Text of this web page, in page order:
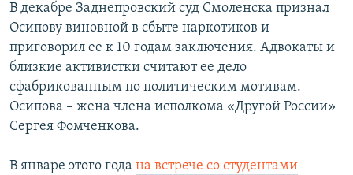
В декабре Заднепровский суд Смоленска признал
Осипову виновной в сбыте наркотиков и
приговорил ее к 10 годам заключения. Адвокаты и
близкие активистки считают ее дело
сфабрикованным по политическим мотивам.
Осипова – жена члена исполкома «Другой России»
Сергея Фомченкова.
В январе этого года на встрече со студентами